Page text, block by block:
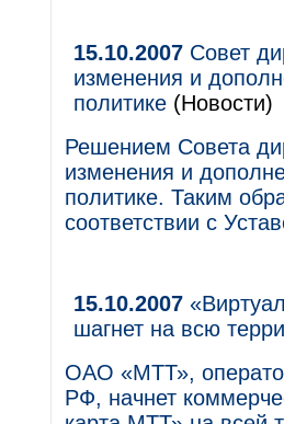
15.10.2007 Совет
изменения и
политике (Новости)
Решением Совета
изменения и
политике. Таким
соответствии с
15.10.2007
шагнет на всю
ОАО «МТТ»,
РФ, начнет